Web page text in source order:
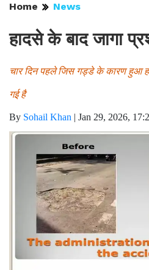
Home News
हादसे के बाद जागा
चार दिन पहले जिस गड्डे के कारण हुआ
गई है
By Sohail Khan | Jan 29, 2026,